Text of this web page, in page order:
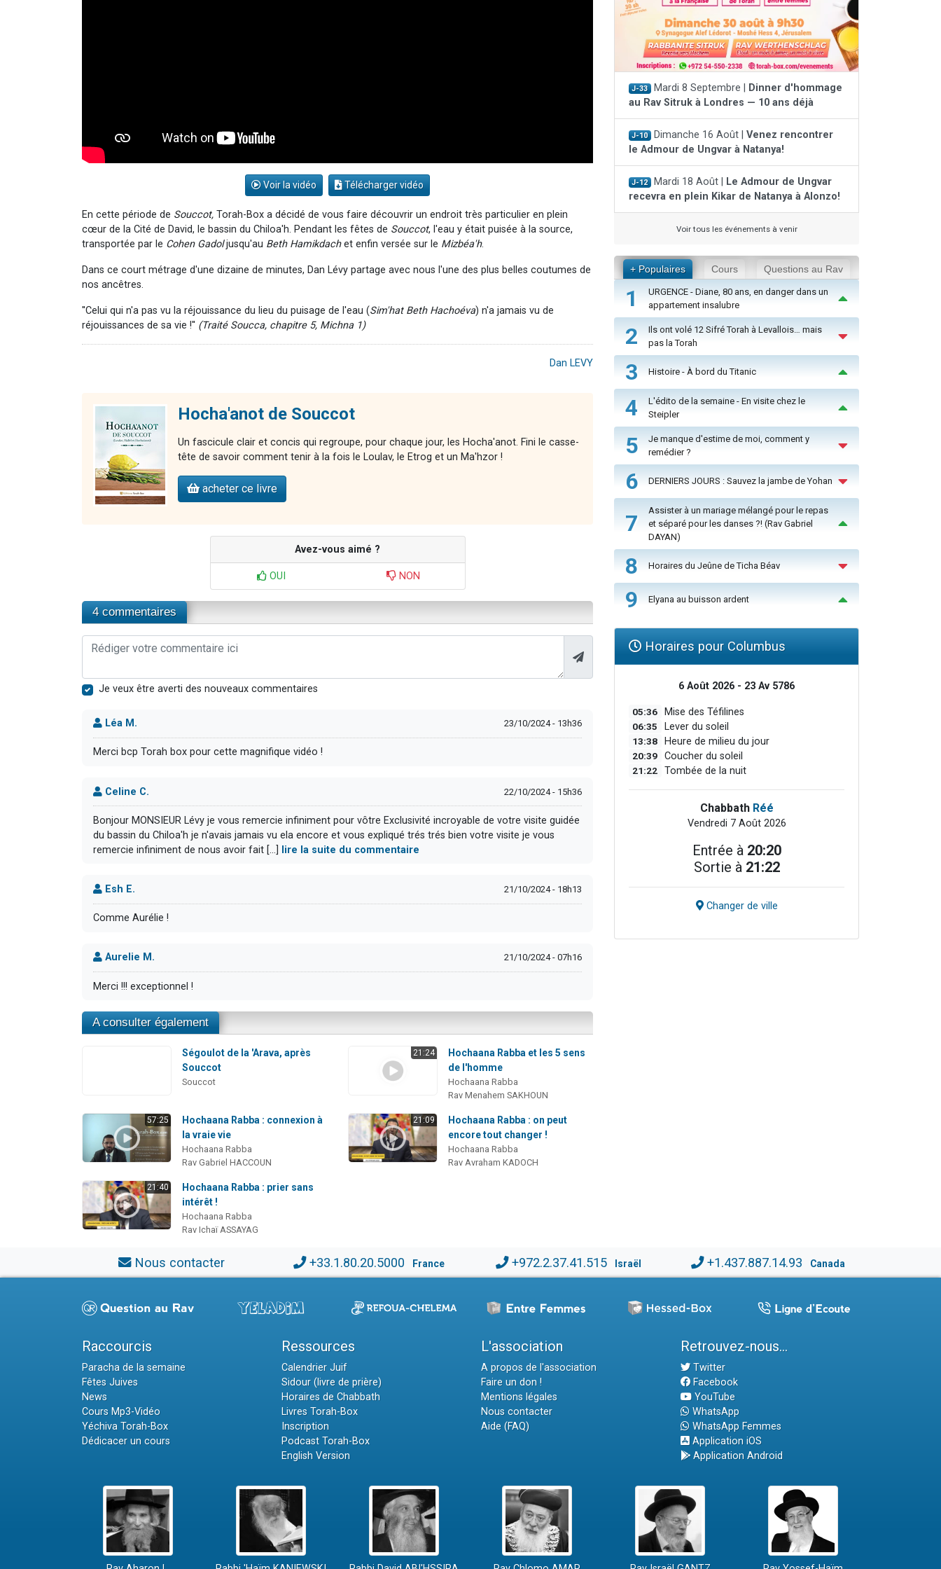
Voir la vidéo Télécharger vidéo
En cette période de Souccot, Torah-Box a décidé de vous faire découvrir un endroit très particulier en plein
cœur de la Cité de David, le bassin du Chiloa'h. Pendant les fêtes de Souccot, l'eau y était puisée à la source,
transportée par le Cohen Gadoljusqu'au Beth Hamikdachet enfin versée sur le Mizbéa'h.
Dans ce court métrage d'une dizaine de minutes, Dan Lévy partage avec nous l'une des plus belles coutumes de
nos ancêtres.
''Celui qui n'a pas vu la réjouissance du lieu du puisage de l'eau (Sim'hat Beth Hachoéva) n'a jamais vu de
réjouissances de sa vie !'' (Traité Soucca, chapitre 5, Michna 1)
Dan LEVY
Hocha'anot de Souccot
Un fascicule clair et concis qui regroupe, pour chaque jour, les Hocha'anot. Fini le casse-
tête de savoir comment tenir à la fois le Loulav, le Etrog et un Ma'hzor !
acheter ce livre
Avez-vous aimé ?
OUI NON
4 commentaires
Je veux être averti des nouveaux commentaires
Léa M. 23/10/2024 - 13h36
Merci bcp Torah box pour cette magnifique vidéo !
Celine C. 22/10/2024 - 15h36
Bonjour MONSIEUR Lévy je vous remercie infiniment pour vôtre Exclusivité incroyable de votre visite guidée
du bassin du Chiloa'h je n'avais jamais vu ela encore et vous expliqué trés trés bien votre visite je vous
remercie infiniment de nous avoir fait [...]
lire la suite du commentaire
Esh E. 21/10/2024 - 18h13
Comme Aurélie !
Aurelie M. 21/10/2024 - 07h16
Merci !!! exceptionnel !
A consulter également
Ségoulot de la 'Arava, après
Souccot
Souccot
21:24
Hochaana Rabba et les 5 sens
de l'homme
Hochaana Rabba
Rav Menahem SAKHOUN
57:25
Hochaana Rabba : connexion à
la vraie vie
Hochaana Rabba
Rav Gabriel HACCOUN
21:09
Hochaana Rabba : on peut
encore tout changer !
Hochaana Rabba
Rav Avraham KADOCH
21:40
Hochaana Rabba : prier sans
intérêt !
Hochaana Rabba
Rav Ichaï ASSAYAG
J-33 Mardi 8 Septembre |
Dinner d'hommage
au Rav Sitruk à Londres — 10 ans déjà
J-10 Dimanche 16 Août | Venez rencontrer
le Admour de Ungvar à Natanya!
J-12 Mardi 18 Août |
Le Admour de Ungvar
recevra en plein Kikar de Natanya à Alonzo!
Voir tous les événements à venir
+ Populaires Cours Questions au Rav
1
URGENCE - Diane, 80 ans, en danger dans un
appartement insalubre
2
Ils ont volé 12 Sifré Torah à Levallois… mais
pas la Torah
3 Histoire - À bord du Titanic
4
L'édito de la semaine - En visite chez le
Steipler
5
Je manque d'estime de moi, comment y
remédier ?
6 DERNIERS JOURS : Sauvez la jambe de Yohan
7
Assister à un mariage mélangé pour le repas
et séparé pour les danses ?! (Rav Gabriel
DAYAN)
8 Horaires du Jeûne de Ticha Béav
9 Elyana au buisson ardent
Horaires pour Columbus
6 Août 2026 - 23 Av 5786
05:36 Mise des Téfilines
06:35 Lever du soleil
13:38 Heure de milieu du jour
20:39 Coucher du soleil
21:22 Tombée de la nuit
Chabbath Réé
Vendredi 7 Août 2026
Entrée à 20:20
Sortie à 21:22
Changer de ville
Nous contacter +33.1.80.20.5000 France +972.2.37.41.515 Israël +1.437.887.14.93 Canada
Raccourcis
Paracha de la semaine
Fêtes Juives
News
Cours Mp3-Vidéo
Yéchiva Torah-Box
Dédicacer un cours
Ressources
Calendrier Juif
Sidour (livre de prière)
Horaires de Chabbath
Livres Torah-Box
Inscription
Podcast Torah-Box
English Version
L'association
A propos de l'association
Faire un don !
Mentions légales
Nous contacter
Aide (FAQ)
Retrouvez-nous...
Twitter
Facebook
YouTube
WhatsApp
WhatsApp Femmes
Application iOS
Application Android